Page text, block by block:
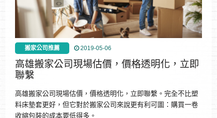
搬家公司推薦 2019-05-06
高雄搬家公司現場估價，價格透明化，立即
聯繫‎
高雄搬家公司現場估價，價格透明化，立即聯繫‎。完全不比塑
料床墊套更好，但它對於搬家公司來說更有利可圖：購買一卷
收縮包裝的成本要低得多。